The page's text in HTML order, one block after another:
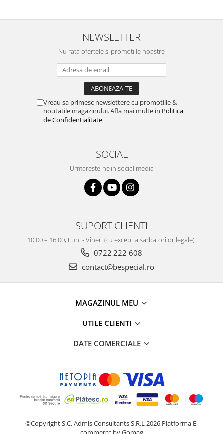
NEWSLETTER
Nu rata ofertele si promotiile noastre
Vreau sa primesc newslettere cu promotiile &
noutatile magazinului. Afla mai multe in Politica
de Confidentialitate
SOCIAL
Urmareste-ne in social media
SUPORT CLIENTI
10.00 – 16.00, Luni - Vineri (cu exceptia sarbatorilor legale).
0722 222 608
contact@bespecial.ro
MAGAZINUL MEU
UTILE CLIENTI
DATE COMERCIALE
©Copyright S.C. Admis Consultants S.R.L 2026 Platforma E-
commerce by Gomag